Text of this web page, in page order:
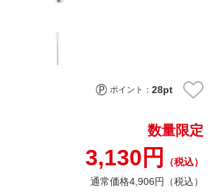
ポイント：28pt
数量限定
3,130円
（税込）
通常価格4,906円（税込）